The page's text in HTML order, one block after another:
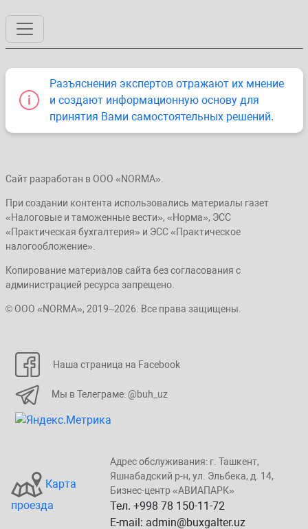
Разъяснения экспертов отражают их мнение
и создают информационную основу для
принятия Вами самостоятельных решений.
Сайт разработан в ООО «NORMA».
При создании контента использовались материалы газет
«Налоговые и таможенные вести», «Норма», ЭСС
«Практическая бухгалтерия» и ЭСС «Практическое
налогообложение».
Копирование материалов сайта без согласования с
администрацией ресурса запрещено.
© ООО «NORMA», 2019–2026. Все права защищены.
Наша страница на Facebook
Мы в Телеграме: @buh_uz
Карта
проезда
Адрес обслуживания: г. Taшкент,
Яшнaбaдский p-н, yл. Эльбeка, д. 14,
Бизнеc-центp «ABИАПAPК»
Тел. +998 78 150-11-72
E-mail: admin@buxgalter.uz